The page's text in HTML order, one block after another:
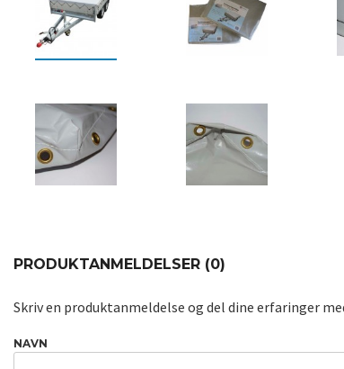
PRODUKTANMELDELSER (0)
Skriv en produktanmeldelse og del dine erfaringer
NAVN